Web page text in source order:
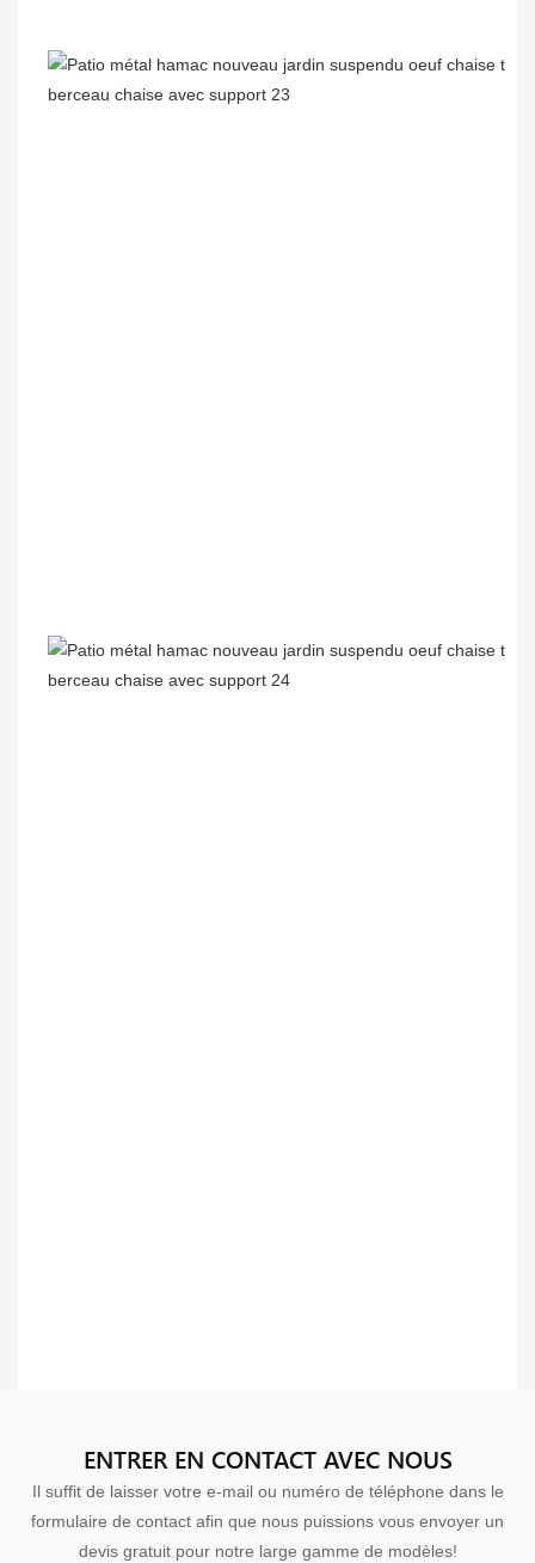
ENTRER EN CONTACT AVEC NOUS
Il suffit de laisser votre e-mail ou numéro de téléphone dans le
formulaire de contact afin que nous puissions vous envoyer un
devis gratuit pour notre large gamme de modèles!